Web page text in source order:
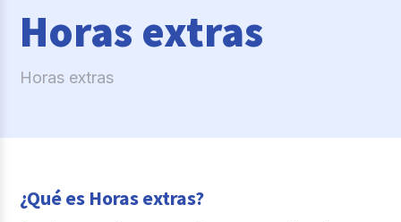
México
Horas extras
Horas extras
¿Qué es Horas extras?